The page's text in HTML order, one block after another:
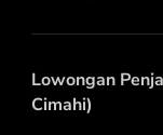
Lowongan
Cimahi)